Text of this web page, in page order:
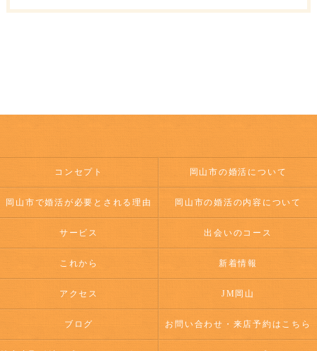
コンセプト 岡山市の婚活について
岡山市で婚活が必要とされる理由 岡山市の婚活の内容について
サービス 出会いのコース
これから 新着情報
アクセス JM岡山
ブログ お問い合わせ・来店予約はこちら